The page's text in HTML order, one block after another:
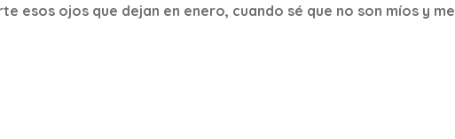
esos ojos que dejan en enero, cuando sé que no son míos y me